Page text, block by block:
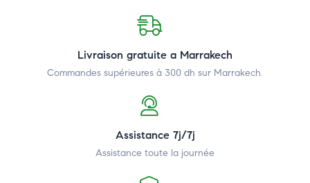
Livraison gratuite a Marrakech
Commandes supérieures à 300 dh sur Marrakech.
Assistance 7j/7j
Assistance toute la journée